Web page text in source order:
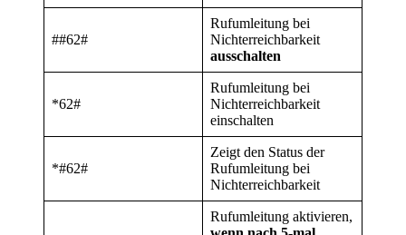
##62#
Rufumleitung bei
Nichterreichbarkeit
ausschalten
*62#
Rufumleitung bei
Nichterreichbarkeit
einschalten
*#62#
Zeigt den Status der
Rufumleitung bei
Nichterreichbarkeit
Rufumleitung aktivieren,